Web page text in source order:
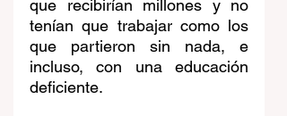
que recibirían millones y no
tenían que trabajar como los
que partieron sin nada, e
incluso, con una educación
deficiente.